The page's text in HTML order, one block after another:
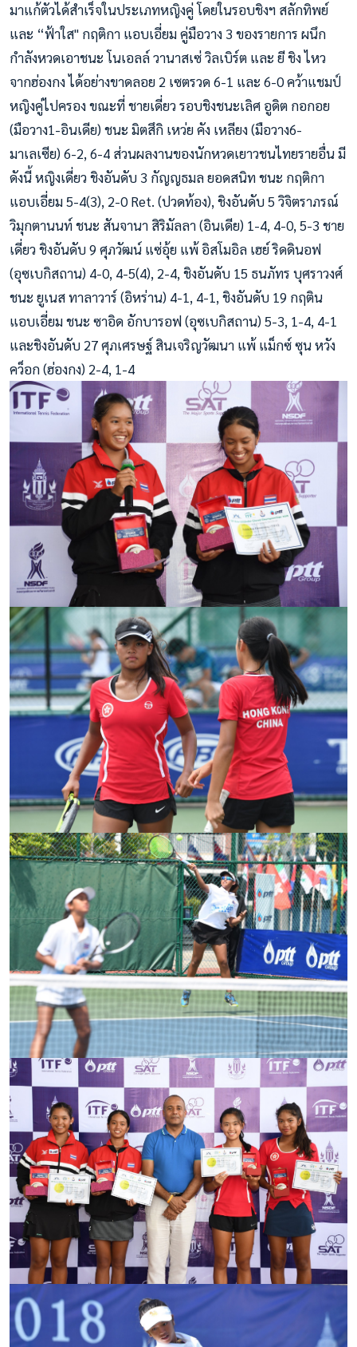
มาแก้ตัวได้สำเร็จในประเภทหญิงคู่ โดยในรอบชิงฯ สลักทิพย์
และ “ฟ้าใส" กฤติกา แอบเอี่ยม คู่มือวาง 3 ของรายการ ผนึก
กำลังหวดเอาชนะ โนเอลล์ วานาสเซ่ วิลเบิร์ต และ ยี ชิง ไหว
จากฮ่องกง ได้อย่างขาดลอย 2 เซตรวด 6-1 และ 6-0 คว้าแชมป์
หญิงคู่ไปครอง ขณะที่ ชายเดี่ยว รอบชิงชนะเลิศ อูดิต กอกอย
(มือวาง1-อินเดีย) ชนะ มิตสึกิ เหว่ย คัง เหลียง (มือวาง6-
มาเลเซีย) 6-2, 6-4 ส่วนผลงานของนักหวดเยาวชนไทยรายอื่น มี
ดังนี้ หญิงเดี่ยว ชิงอันดับ 3 กัญญธมล ยอดสนิท ชนะ กฤติกา
แอบเอี่ยม 5-4(3), 2-0 Ret. (ปวดท้อง), ชิงอันดับ 5 วิจิตราภรณ์
วิมุกตานนท์ ชนะ สันจานา สิริมัลลา (อินเดีย) 1-4, 4-0, 5-3 ชาย
เดี่ยว ชิงอันดับ 9 ศุภวัฒน์ แซ่อุ้ย แพ้ อิสโมอิล เฮย์ ริดดินอฟ
(อุซเบกิสถาน) 4-0, 4-5(4), 2-4, ชิงอันดับ 15 ธนภัทร บุศราวงศ์
ชนะ ยูเนส ทาลาวาร์ (อิหร่าน) 4-1, 4-1, ชิงอันดับ 19 กฤติน
แอบเอี่ยม ชนะ ซาอิด อักบารอฟ (อุซเบกิสถาน) 5-3, 1-4, 4-1
และชิงอันดับ 27 ศุภเศรษฐ์ สินเจริญวัฒนา แพ้ แม็กซ์ ซุน หวัง
คว็อก (ฮ่องกง) 2-4, 1-4